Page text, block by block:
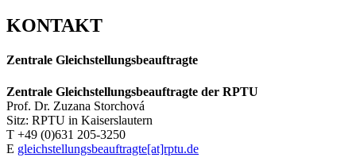
KONTAKT
Zentrale Gleichstellungsbeauftragte
Zentrale Gleichstellungsbeauftragte der RPTU
Prof. Dr. Zuzana Storchová
Sitz: RPTU in Kaiserslautern
T +49 (0)631 205-3250
E gleichstellungsbeauftragte[at]rptu.de